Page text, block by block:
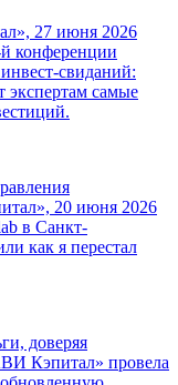
27 июня 2026
конференции
свиданий:
экспертам самые
20 июня 2026
в Санкт-
как я перестал
доверяя
Кэпитал» провела